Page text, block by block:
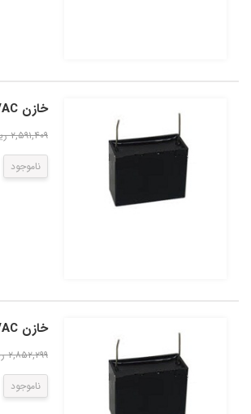
خازن 3UF/250VAC
۲,۵۹۱,۴۰۹ ریال
ناموجود
خازن 4.5UF/400VAC
۲,۸۵۲,۲۹۹ ریال
ناموجود